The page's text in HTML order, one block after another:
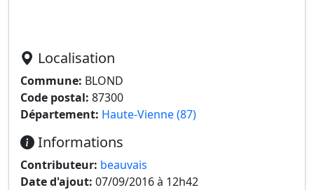
Localisation
Commune: BLOND
Code postal: 87300
Département: Haute-Vienne (87)
Informations
Contributeur: beauvais
Date d'ajout: 07/09/2016 à 12h42